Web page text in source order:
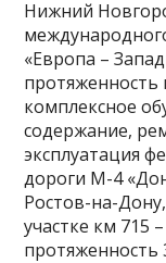
Нижний
«Европа –
протяженность
комплексное
содержание,
эксплуатация
дороги М-4
Ростов-на-
участке км 715
протяженность